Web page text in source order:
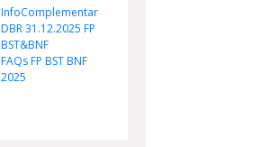
InfoComplementar
DBR 31.12.2025 FP
BST&BNF
FAQs FP BST BNF
2025